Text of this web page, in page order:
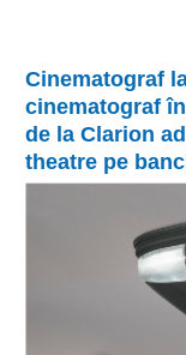
Cinematograf
cinematograf
de la Clarion
theatre pe